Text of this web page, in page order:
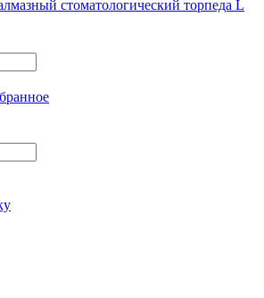
стоматологический торпеда L